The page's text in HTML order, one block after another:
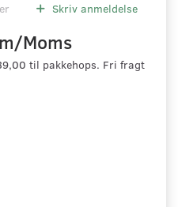
Skriv anmeldelse
m/Moms
til pakkehops. Fri fragt